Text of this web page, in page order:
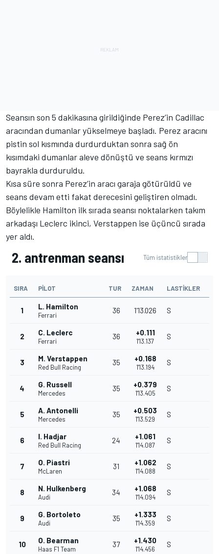
Seansın son 5 dakikasına girildiğinde Perez’in Cadillac
aracından dumanlar yükselmeye başladı. Perez aracını
pistin sol kısmında durdurduktan sonra sağ ön
kısımdaki dumanlar aleve dönüştü ve seans kırmızı
bayrakla durduruldu.
Kısa süre sonra Perez’in aracı garaja götürüldü ve
seans devam etti fakat derecesini geliştiren olmadı.
Böylelikle Hamilton ilk sırada seansı noktalarken takım
arkadaşı Leclerc ikinci, Verstappen ise üçüncü sırada
yer aldı.
2. antrenman seansı Tüm istatistikler
SIRA PILOT TUR ZAMAN LASTIKLER
1 L. Hamilton
Ferrari
36 1'13.026 S
2 C. Leclerc
Ferrari
36 +0.111
1'13.137
S
3 M. Verstappen
Red Bull Racing
35 +0.168
1'13.194
S
4 G. Russell
Mercedes
35 +0.379
1'13.405
S
5 A. Antonelli
Mercedes
35 +0.503
1'13.529
S
6 I. Hadjar
Red Bull Racing
24 +1.061
1'14.087
S
7 O. Piastri
McLaren
31 +1.062
1'14.088
S
8 N. Hulkenberg
Audi
34 +1.068
1'14.094
S
9 G. Bortoleto
Audi
35 +1.333
1'14.359
S
10 O. Bearman
Haas F1 Team
37 +1.430
1'14.456
S